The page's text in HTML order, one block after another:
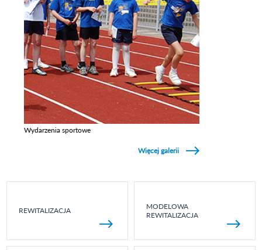
Wydarzenia sportowe
Więcej galerii
REWITALIZACJA
MODELOWA
REWITALIZACJA